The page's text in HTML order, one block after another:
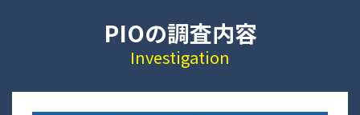
PIOの調査内容
Investigation